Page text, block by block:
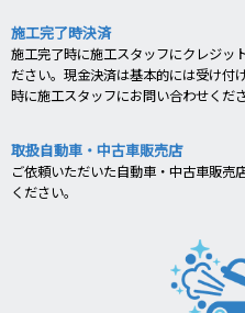
施工完了時決済
施工完了時に施工スタッフにクレジッ
ださい。現金決済は基本的には受け付
時に施工スタッフにお問い合わせくださ
取扱自動車・中古車販売店
ご依頼いただいた自動車・中古車販売
ください。